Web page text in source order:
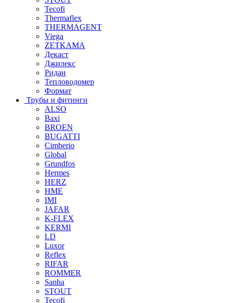
Tecofi
Thermaflex
THERMAGENT
Viega
ZETKAMA
Декаст
Джилекс
Ридан
Тепловодомер
Формат
Трубы и фитинги
ALSO
Baxi
BROEN
BUGATTI
Cimberio
Global
Grundfos
Hermes
HERZ
HME
IMI
JAFAR
K-FLEX
KERMI
LD
Luxor
Reflex
RIFAR
ROMMER
Sanha
STOUT
Tecofi